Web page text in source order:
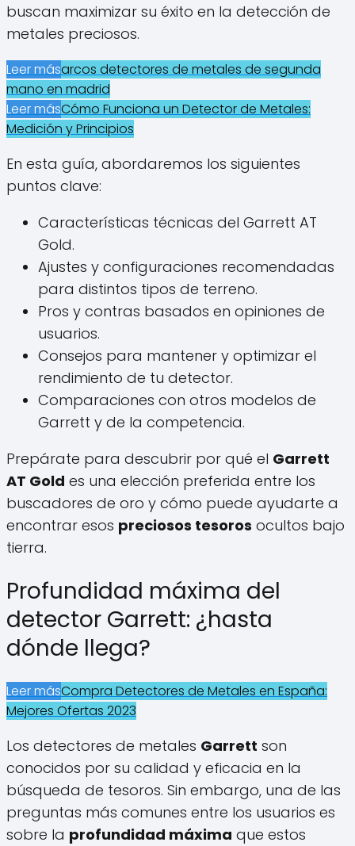
buscan maximizar su éxito en la detección de
metales preciosos.
Leer másarcos detectores de metales de segunda
mano en madrid
Leer másCómo Funciona un Detector de Metales:
Medición y Principios
En esta guía, abordaremos los siguientes
puntos clave:
Características técnicas del Garrett AT
Gold.
Ajustes y configuraciones recomendadas
para distintos tipos de terreno.
Pros y contras basados en opiniones de
usuarios.
Consejos para mantener y optimizar el
rendimiento de tu detector.
Comparaciones con otros modelos de
Garrett y de la competencia.
Prepárate para descubrir por qué el Garrett
AT Gold es una elección preferida entre los
buscadores de oro y cómo puede ayudarte a
encontrar esos preciosos tesoros ocultos bajo
tierra.
Profundidad máxima del
detector Garrett: ¿hasta
dónde llega?
Leer másCompra Detectores de Metales en España:
Mejores Ofertas 2023
Los detectores de metales Garrett son
conocidos por su calidad y eficacia en la
búsqueda de tesoros. Sin embargo, una de las
preguntas más comunes entre los usuarios es
sobre la profundidad máxima que estos